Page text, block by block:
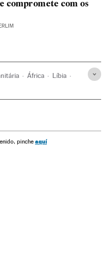
compromete com os
África Líbia
pinche aquí